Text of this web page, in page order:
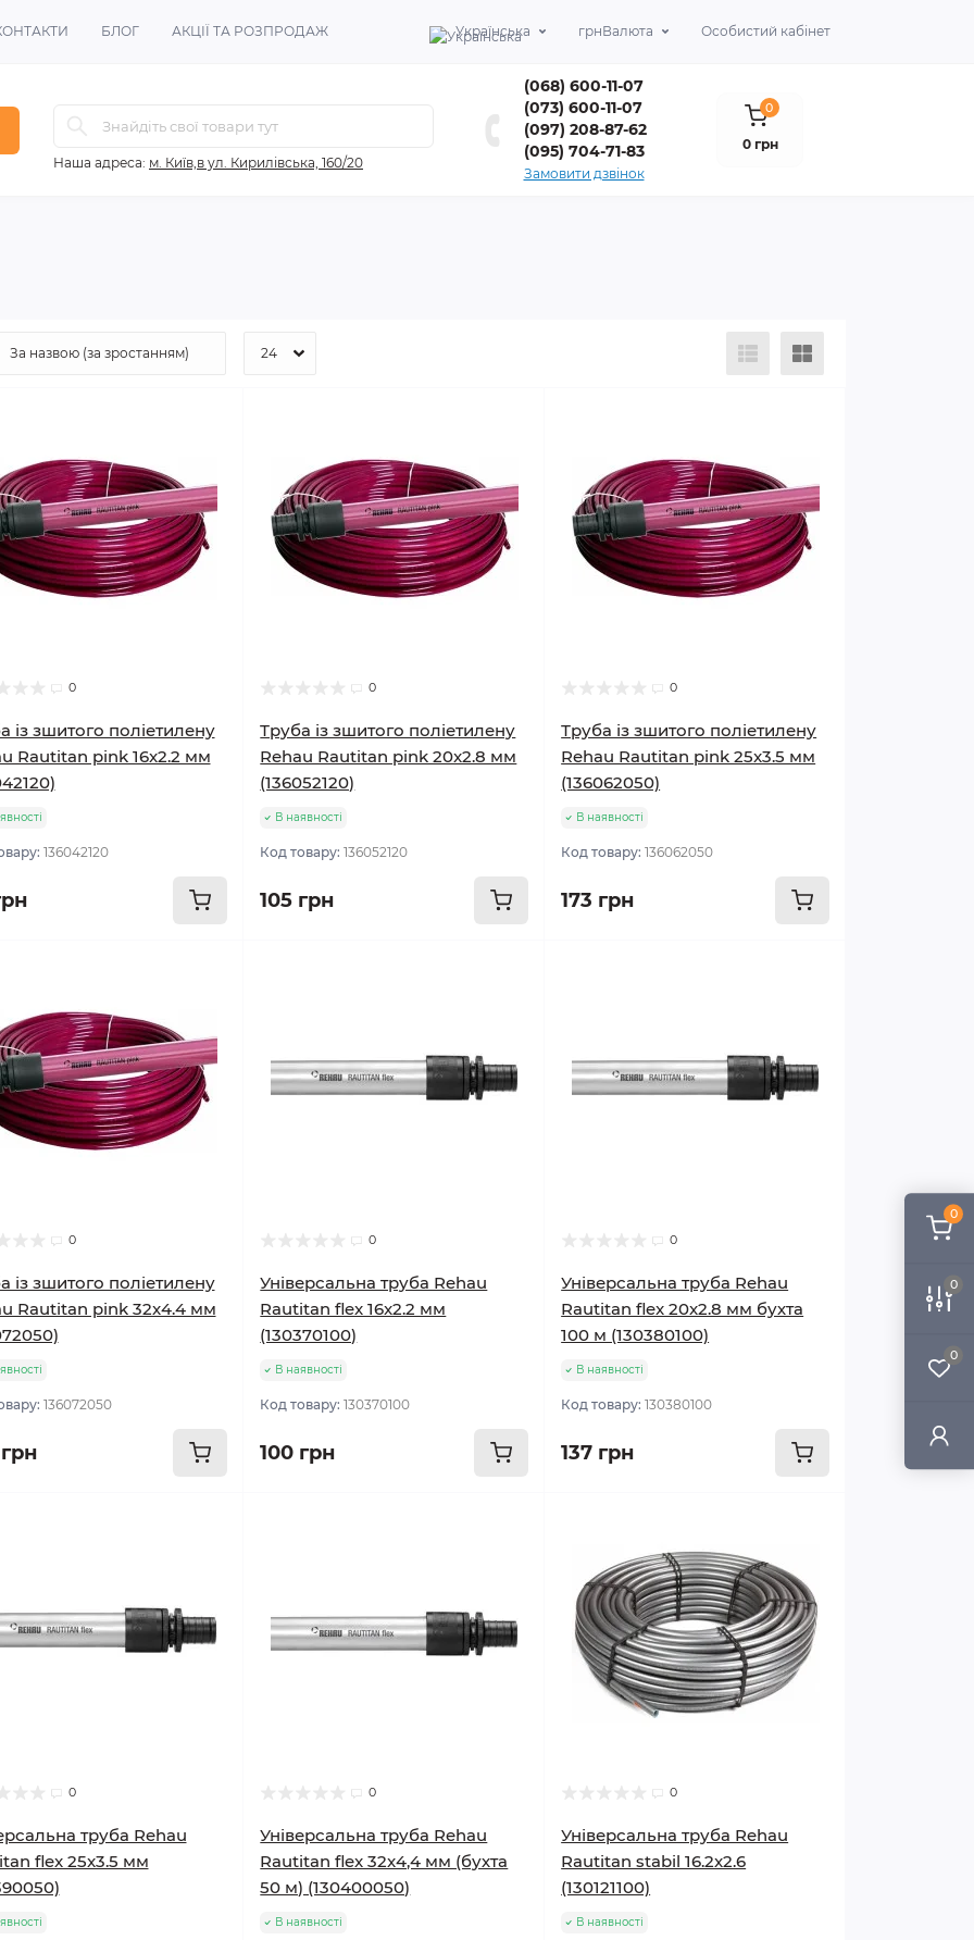
0
0
0
БЛОГ АКЦІЇ ТА РОЗПРОДАЖ Українська грнВалюта Особистий кабінет
Наша адреса: м. Київ,в ул. Кирилівська, 160/20
(068) 600-11-07
(073) 600-11-07
(097) 208-87-62
(095) 704-71-83
Замовити дзвінок
0
0 грн
0
із зшитого поліетилену
Rautitan pink 16x2.2 мм
136042120
0
Труба із зшитого поліетилену
Rehau Rautitan pink 20x2.8 мм
(136052120)
В наявності
Код товару:136052120
105 грн
0
Труба із зшитого поліетилену
Rehau Rautitan pink 25x3.5 мм
(136062050)
В наявності
Код товару:136062050
173 грн
0
із зшитого поліетилену
Rautitan pink 32x4.4 мм
136072050
0
Універсальна труба Rehau
Rautitan flex 16x2.2 мм
(130370100)
В наявності
Код товару:130370100
100 грн
0
Універсальна труба Rehau
Rautitan flex 20x2.8 мм бухта
100 м (130380100)
В наявності
Код товару:130380100
137 грн
0
труба Rehau
flex 25x3.5 мм
0
Універсальна труба Rehau
Rautitan flex 32x4,4 мм (бухта
50 м) (130400050)
В наявності
0
Універсальна труба Rehau
Rautitan stabil 16.2x2.6
(130121100)
В наявності